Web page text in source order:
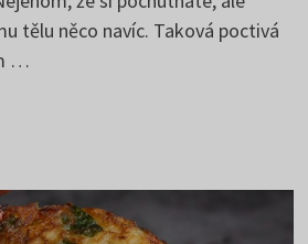
tělu něco navíc. Taková poctivá
…